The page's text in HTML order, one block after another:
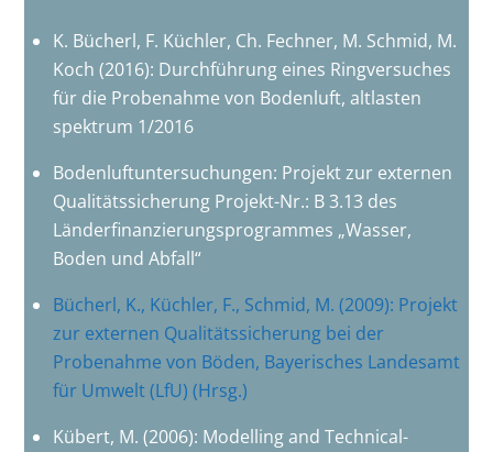
K. Bücherl, F. Küchler, Ch. Fechner, M. Schmid, M.
Koch (2016): Durchführung eines Ringversuches
für die Probenahme von Bodenluft, altlasten
spektrum 1/2016
Bodenluftuntersuchungen: Projekt zur externen
Qualitätssicherung Projekt-Nr.: B 3.13 des
Länderfinanzierungsprogrammes „Wasser,
Boden und Abfall“
Bücherl, K., Küchler, F., Schmid, M. (2009): Projekt
zur externen Qualitätssicherung bei der
Probenahme von Böden, Bayerisches Landesamt
für Umwelt (LfU) (Hrsg.)
Kübert, M. (2006): Modelling and Technical-